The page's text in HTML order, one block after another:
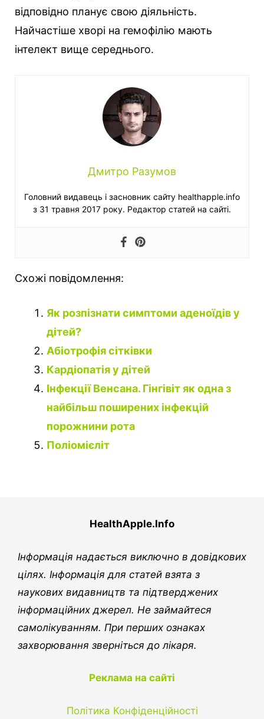
відповідно планує свою діяльність.
Найчастіше хворі на гемофілію мають
інтелект вище середнього.
Дмитро Разумов
Головний видавець і засновник сайту healthapple.info
з 31 травня 2017 року. Редактор статей на сайті.
Схожі повідомлення:
Як розпізнати симптоми аденоїдів у
дітей?
Абіотрофія сітківки
Кардіопатія у дітей
Інфекції Венсана. Гінгівіт як одна з
найбільш поширених інфекцій
порожнини рота
Поліомієліт
HealthApple.Info
Інформація надається виключно в довідкових
цілях. Інформація для статей взята з
наукових видавництв та підтверджених
інформаційних джерел. Не займайтеся
самолікуванням. При перших ознаках
захворювання зверніться до лікаря.
Реклама на сайті
Політика Конфіденційності